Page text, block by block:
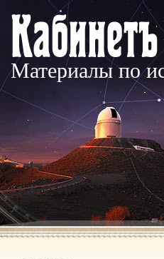
Материалы по